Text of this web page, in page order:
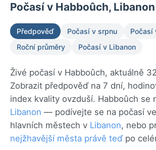
Počasí v Habboûch,
Předpověď Počasí v srpnu
Počasí
Roční průměry
Počasí v Libanon
Živé počasí v Habboûch, aktuálně
Zobrazit předpověď na 7 dní,
index kvality ovzduší. Habboûch se
Libanon — podívejte se na počasí
hlavních městech v Libanon, nebo
nejžhavější města právě teďpo